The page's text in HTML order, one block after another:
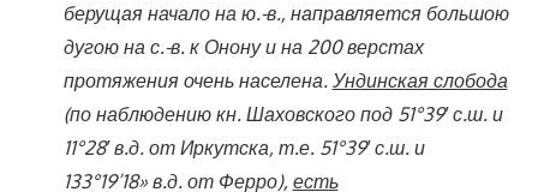
берущая начало на ю.-в., направляется большою
дугою на с.-в. к Онону и на 200 верстах
протяжения очень населена. Ундинская слобода
(по наблюдению кн. Шаховского под 51°39′ с.ш. и
11°28′ в.д. от Иркутска, т.е. 51°39′ с.ш. и
133°19’18» в.д. от Ферро), есть